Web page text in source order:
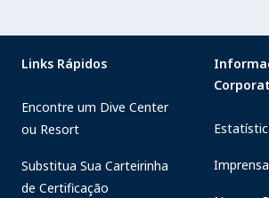
Links Rápidos
Encontre um Dive Center
ou Resort
Substitua Sua Carteirinha
de Certificação
Imprensa